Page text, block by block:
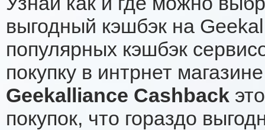
выгодный кэшбэк на
популярных кэшбэк
покупку в интрнет
Geekalliance Cashback
покупок, что гораздо